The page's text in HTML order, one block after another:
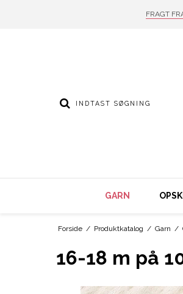
FRAGT
GARN
Forside / Produktkatalog / Garn /
16-18 m på